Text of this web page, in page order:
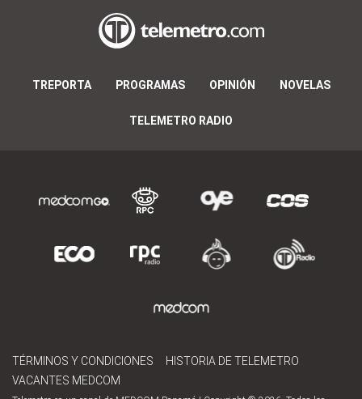
TREPORTA PROGRAMAS OPINIÓN NOVELAS
TELEMETRO RADIO
TÉRMINOS Y CONDICIONES
HISTORIA DE TELEMETRO
VACANTES MEDCOM